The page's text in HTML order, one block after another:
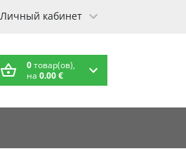
Личный кабинет
0товар(ов),
на 0.00 €